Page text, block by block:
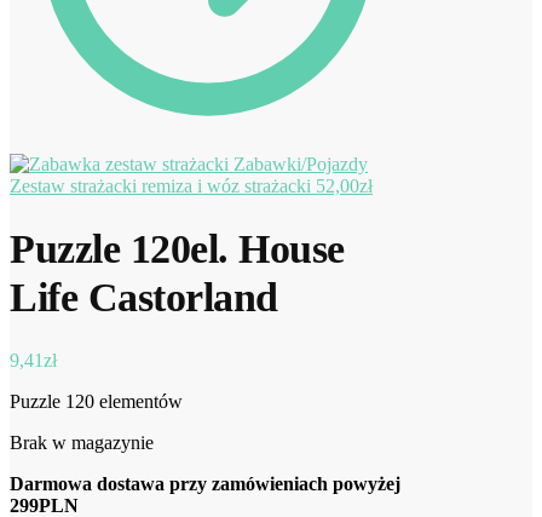
Zestaw strażacki remiza i wóz strażacki 52,00zł
Puzzle 120el. House
Life Castorland
9,41zł
Puzzle 120 elementów
Brak w magazynie
Darmowa dostawa przy zamówieniach powyżej
299PLN